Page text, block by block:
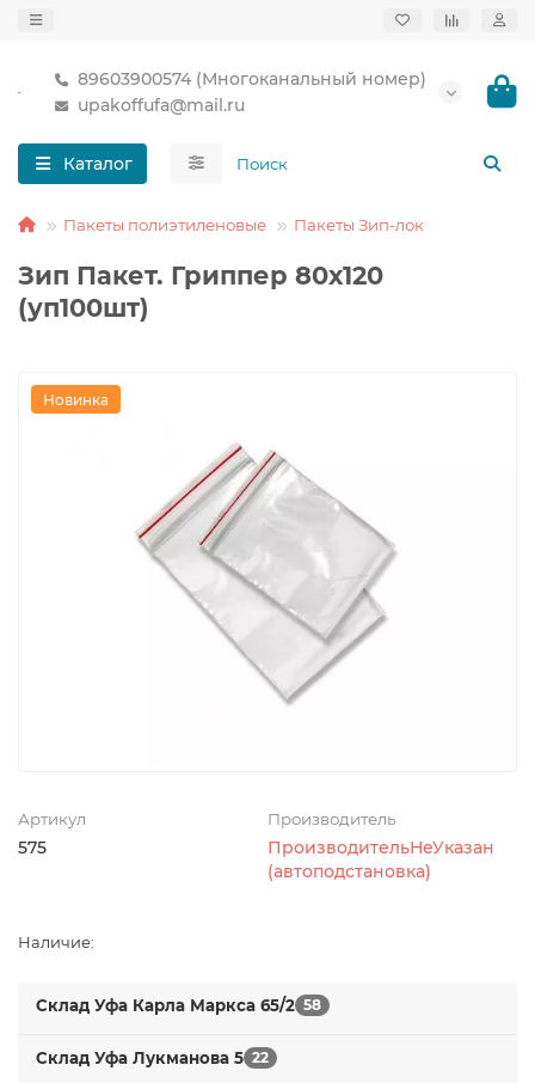
89603900574 (Многоканальный номер)
upakoffufa@mail.ru
Каталог
Пакеты полиэтиленовые Пакеты Зип-лок
Зип Пакет. Гриппер 80х120
(уп100шт)
Новинка
Артикул
575
Производитель
ПроизводительНеУказан
(автоподстановка)
Наличие:
Склад Уфа Карла Маркса 65/2 58
Склад Уфа Лукманова 5 22